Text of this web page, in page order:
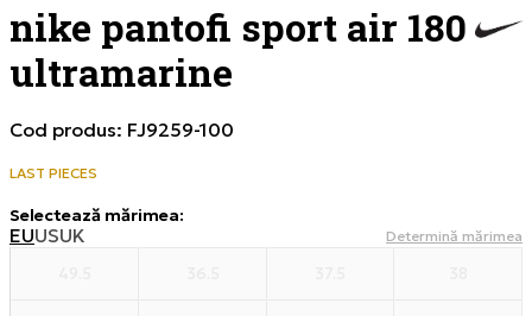
nike pantofi sport air 180
ultramarine
Cod produs: FJ9259-100
LAST PIECES
Selectează mărimea:
EUUSUK Determină mărimea